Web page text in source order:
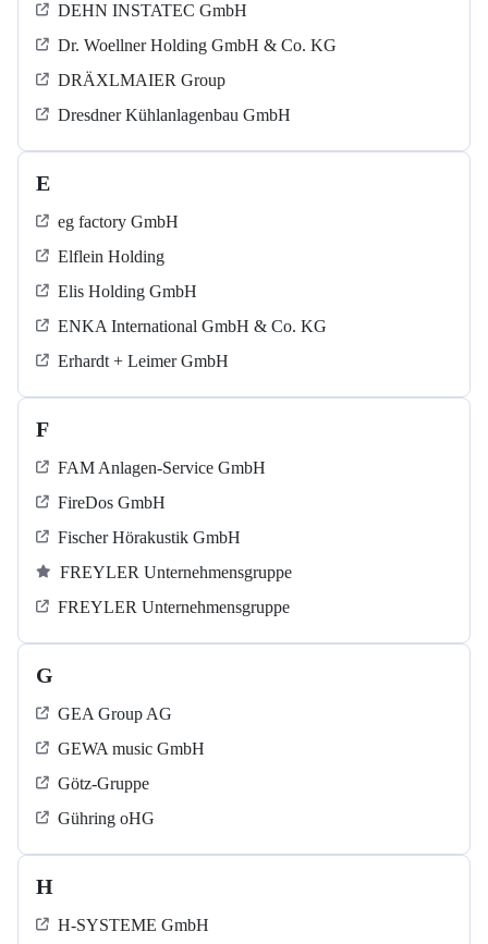
DEHN INSTATEC GmbH
Dr. Woellner Holding GmbH & Co. KG
DRÄXLMAIER Group
Dresdner Kühlanlagenbau GmbH
E
eg factory GmbH
Elflein Holding
Elis Holding GmbH
ENKA International GmbH & Co. KG
Erhardt + Leimer GmbH
F
FAM Anlagen-Service GmbH
FireDos GmbH
Fischer Hörakustik GmbH
FREYLER Unternehmensgruppe
FREYLER Unternehmensgruppe
G
GEA Group AG
GEWA music GmbH
Götz-Gruppe
Gühring oHG
H
H-SYSTEME GmbH